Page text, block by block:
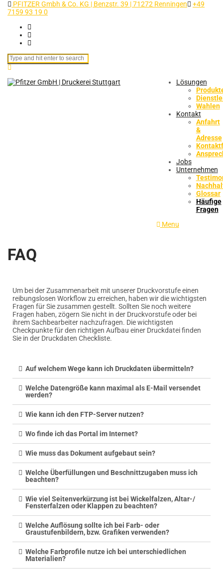
PFITZER Gmbh & Co. KG | Benzstr. 39 | 71272 Renningen
+49
7159 93 19 0
Search for:
Lösungen
Wahlen
Kontakt
Anfahrt
&
Adresse
Jobs
Unternehmen
Glossar
Häufige
Fragen
Menu
FAQ
Um bei der Zusammenarbeit mit unserer Druckvorstufe einen
reibungslosen Workflow zu erreichen, haben wir die wichtigsten
Fragen für Sie zusammen gestellt. Sollten Sie noch weitere
Fragen haben, zögern Sie nicht in der Druckvorstufe oder bei
ihrem Sachbearbeiter nachzufragen. Die wichtigsten
Checkpunkte für den richtigen Aufbau einer Druckdatei finden
Sie in der Druckdaten Checkliste.
Auf welchem Wege kann ich Druckdaten übermitteln?
Welche Datengröße kann maximal als E-Mail versendet
werden?
Wie kann ich den FTP-Server nutzen?
Wo finde ich das Portal im Internet?
Wie muss das Dokument aufgebaut sein?
Welche Überfüllungen und Beschnittzugaben muss ich
beachten?
Wie viel Seitenverkürzung ist bei Wickelfalzen, Altar-/
Fensterfalzen oder Klappen zu beachten?
Welche Auflösung sollte ich bei Farb- oder
Graustufenbildern, bzw. Grafiken verwenden?
Welche Farbprofile nutze ich bei unterschiedlichen
Materialien?